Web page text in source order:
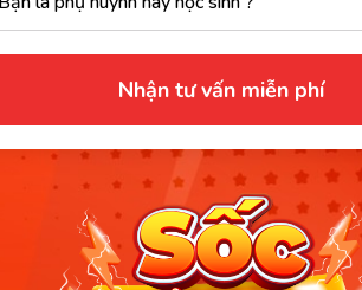
Nhận tư vấn miễn phí
các bài học từ vựng và ngữ pháp.
kiểm tra tương tác thú vị.
thực hành của bạn để người bản
được tùy chỉnh để phù hợp với
học của riêng.